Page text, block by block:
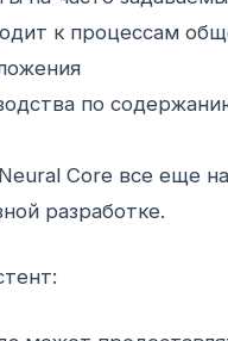
к процессам
по
Core все еще
разработке.